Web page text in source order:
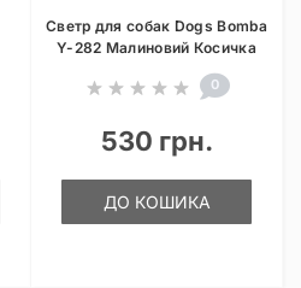
Светр для собак Dogs Bomba
Y-282 Малиновий Косичка
0
530 грн.
ДО КОШИКА